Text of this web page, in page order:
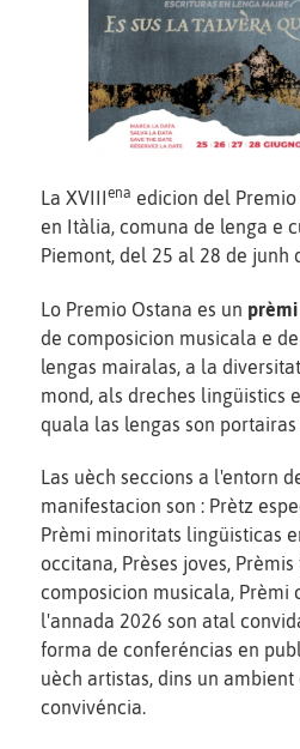
La XVIIIena edicion del
en Itàlia, comuna de lenga e
Piemont, del 25 al 28 de junh
Lo Premio Ostana es un
de composicion musicala e
lengas mairalas, a la
mond, als dreches lingüistics
quala las lengas son portairas
Las uèch seccions a l'entorn
manifestacion son : Prètz
Prèmi minoritats lingüisticas
occitana, Prèses joves,
composicion musicala, Prèmi
l'annada 2026 son atal
forma de conferéncias en
uèch artistas, dins un ambient
convivéncia.